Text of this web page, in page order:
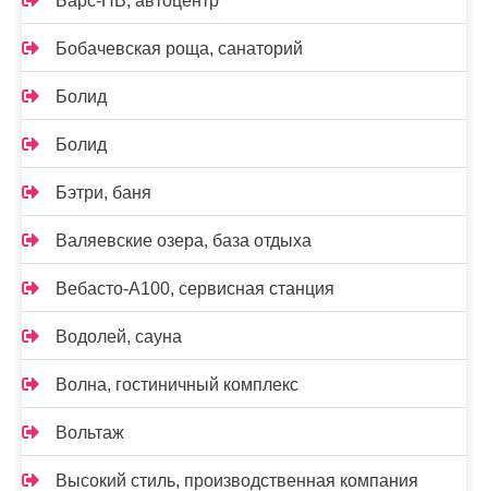
Бобачевская роща, санаторий
Болид
Болид
Бэтри, баня
Валяевские озера, база отдыха
Вебасто-А100, сервисная станция
Водолей, сауна
Волна, гостиничный комплекс
Вольтаж
Высокий стиль, производственная компания